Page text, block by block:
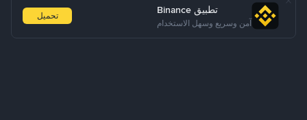
تطبيق Binance
آمن وسريع وسهل الاستخدام
تحميل